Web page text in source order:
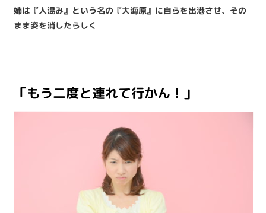
姉は『人混み』という名の『大海原』に自らを出港させ、その
まま姿を消したらしく
「もう二度と連れて行かん！」